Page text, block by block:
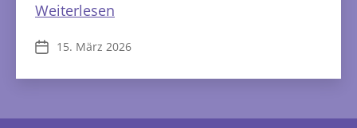
Weiterlesen
Veröffentlichungsdatum
15. März 2026